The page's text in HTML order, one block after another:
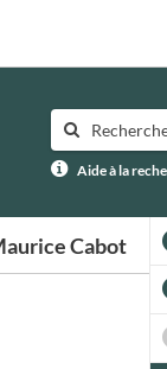
Aide à la
Cabot